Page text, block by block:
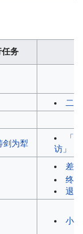
任务
二
剑为犁
「
访」
差
终
退房
小